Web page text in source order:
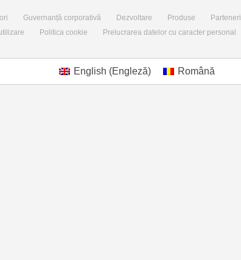
Guvernanță corporativă Dezvoltare Produse Parteneri
Politica cookie Prelucrarea datelor cu caracter personal
English (Engleză) Română